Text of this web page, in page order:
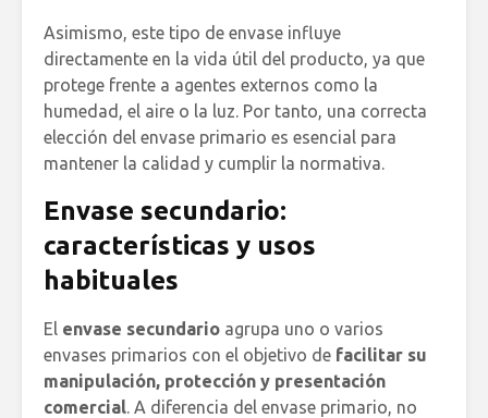
Asimismo, este tipo de envase influye
directamente en la vida útil del producto, ya que
protege frente a agentes externos como la
humedad, el aire o la luz. Por tanto, una correcta
elección del envase primario es esencial para
mantener la calidad y cumplir la normativa.
Envase secundario:
características y usos
habituales
El envase secundario agrupa uno o varios
envases primarios con el objetivo de facilitar su
manipulación, protección y presentación
comercial . A diferencia del envase primario, no